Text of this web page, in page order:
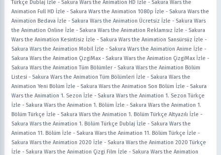
Türkçe Dublaj İzle - Sakura Wars the Animation HD İzle - Sakura Wars the
Animation Full HD İzle - Sakura Wars the Animation 1080p İzle - Sakura Wars the
Animation Bedava İzle - Sakura Wars the Animation Ücretsiz İzle - Sakura Wars
the Animation Online İzle - Sakura Wars the Animation Reklamsız İzle - Sakura
Wars the Animation Kesintisiz İzle - Sakura Wars the Animation Sansürsüz İzle -
Sakura Wars the Animation Mobil İzle - Sakura Wars the Animation Anime İzle -
Sakura Wars the Animation ÇizgiMax - Sakura Wars the Animation ÇizgiMax İzle -
Sakura Wars the Animation Tüm Bölümler - Sakura Wars the Animation Bölüm
Listesi - Sakura Wars the Animation Tüm Bölümleri İzle - Sakura Wars the
Animation Yeni Bölüm İzle - Sakura Wars the Animation Son Bölüm İzle - Sakura
Wars the Animation 1. Sezon İzle - Sakura Wars the Animation 1. Sezon Türkçe
İzle - Sakura Wars the Animation 1. Bölüm İzle - Sakura Wars the Animation 1.
Bölüm Türkçe İzle - Sakura Wars the Animation 1. Bölüm Türkçe Altyazılı İzle -
Sakura Wars the Animation 1. Bölüm Türkçe Dublaj İzle - Sakura Wars the
Animation 11. Bölüm İzle - Sakura Wars the Animation 11. Bölüm Türkçe İzle -
Sakura Wars the Animation 2020 İzle - Sakura Wars the Animation 2020 Türkçe
İzle - Sakura Wars the Animation Çizgi Film İzle - Sakura Wars the Animation